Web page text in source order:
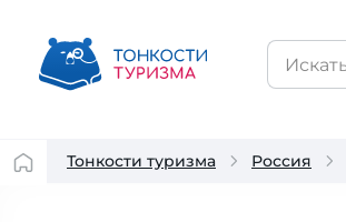
Тонкости туризма Россия